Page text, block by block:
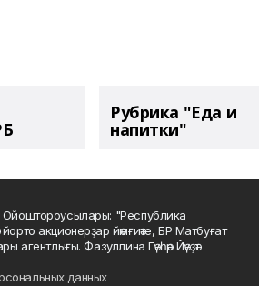
Рубрика "Еда и
напитки"
Ойоштороусылары: "Республика
акционерҙар йәмғиәте, БР Матбуғат
агентлығы. Фазуллина Гәүһәр Йәүҙәт
данных